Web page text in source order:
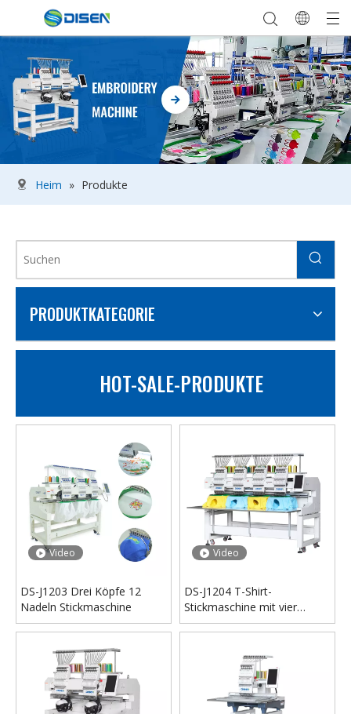
Heim » Produkte
PRODUKTKATEGORIE
HOT-SALE-PRODUKTE
Video
DS-J1203 Drei Köpfe 12
Nadeln Stickmaschine
Video
DS-J1204 T-Shirt-
Stickmaschine mit vier
Köpfen und 12 Nadeln